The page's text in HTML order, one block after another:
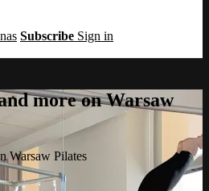
Subscribe Sign in
more on Warsaw
Warsaw Pilates